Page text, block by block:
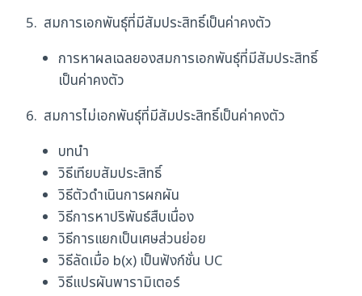
5. สมการเอกพันธุ์ที่มีสัมประสิทธิ์เป็นค่าคงตัว
การหาผลเฉลยองสมการเอกพันธุ์ที่มีสัมประสิทธิ์
เป็นค่าคงตัว
6. สมการไม่เอกพันธุ์ที่มีสัมประสิทธิ์เป็นค่าคงตัว
บทนำ
วิธีเทียบสัมประสิทธิ์
วิธีตัวดำเนินการผกผัน
วิธีการหาปริพันธ์สืบเนื่อง
วิธีการแยกเป็นเศษส่วนย่อย
วิธีลัดเมื่อ b(x) เป็นฟังก์ชั่น UC
วิธีแปรผันพารามิเตอร์